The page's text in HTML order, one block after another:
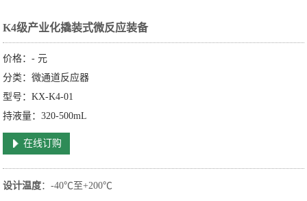
K4级产业化撬装式微反应装备
价格：- 元
分类：微通道反应器
型号：KX-K4-01
持液量：320-500mL
在线订购
设计温度：-40℃至+200℃